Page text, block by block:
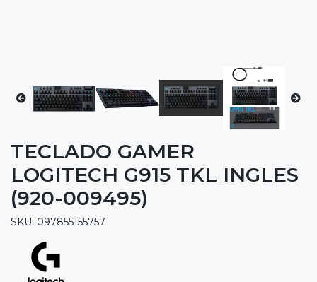
TECLADO GAMER
LOGITECH G915 TKL INGLES
(920-009495)
SKU: 097855155757